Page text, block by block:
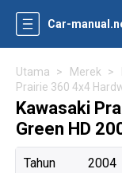
Car-
Utama Merek
Prairie 360 4x4
Kawasaki
Green HD
Tahun 2004